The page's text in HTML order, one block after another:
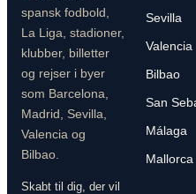
spansk fodbold,
La Liga, stadioner,
klubber, billetter
og rejser i byer
som Barcelona,
Madrid, Sevilla,
Valencia og
Bilbao.
Skabt til dig, der vil
Sevilla
Valencia
Bilbao
San
Málaga
Mallorca